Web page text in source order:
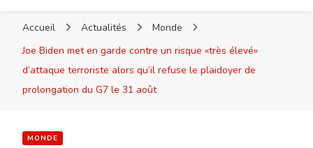
Accueil Actualités
Monde
Joe Biden met en garde contre un risque «très élevé»
d’attaque terroriste alors qu’il refuse le plaidoyer de
prolongation du G7 le 31 août
MONDE